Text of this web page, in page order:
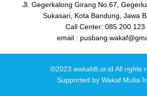
Jl. Gegerkalong Girang No.67,
Sukasari, Kota Bandung, Jawa
Call Center: 085 200 123
email :
©2023 wakafdt.or.id All rights
Supported by Wakaf Mulia